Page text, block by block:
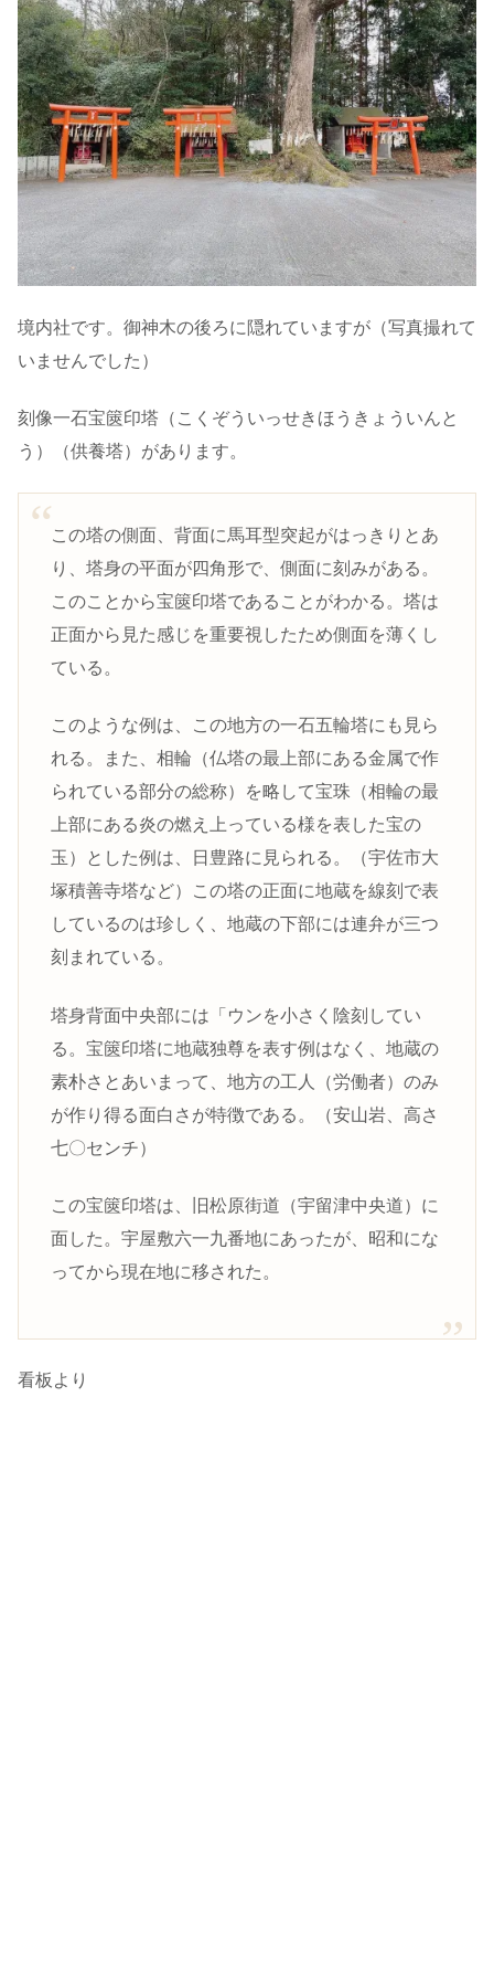
境内社です。御神木の後ろに隠れていますが（写真撮れて
いませんでした）
刻像一石宝篋印塔（こくぞういっせきほうきょういんと
う）（供養塔）があります。
この塔の側面、背面に馬耳型突起がはっきりとあ
り、塔身の平面が四角形で、側面に刻みがある。
このことから宝篋印塔であることがわかる。塔は
正面から見た感じを重要視したため側面を薄くし
ている。
このような例は、この地方の一石五輪塔にも見ら
れる。また、相輪（仏塔の最上部にある金属で作
られている部分の総称）を略して宝珠（相輪の最
上部にある炎の燃え上っている様を表した宝の
玉）とした例は、日豊路に見られる。（宇佐市大
塚積善寺塔など）この塔の正面に地蔵を線刻で表
しているのは珍しく、地蔵の下部には連弁が三つ
刻まれている。
塔身背面中央部には「ウンを小さく陰刻してい
る。宝篋印塔に地蔵独尊を表す例はなく、地蔵の
素朴さとあいまって、地方の工人（労働者）のみ
が作り得る面白さが特徴である。（安山岩、高さ
七〇センチ）
この宝篋印塔は、旧松原街道（宇留津中央道）に
面した。宇屋敷六一九番地にあったが、昭和にな
ってから現在地に移された。
看板より